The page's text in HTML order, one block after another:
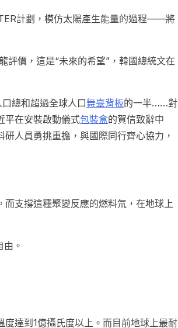
計劃，模仿太陽產生能量的過程——將
評價，這是“未來的希望”，韓國總統文在
總和超過全球人口舞臺背板的一半……對
平在安裝啟動儀式包裝盒的賀信致辭中
研人員勇挑重擔，與國際同行齊心協力，
支撐這種聚變反應的燃料氘，在地球上
。
達到1億攝氏度以上。而目前地球上最耐